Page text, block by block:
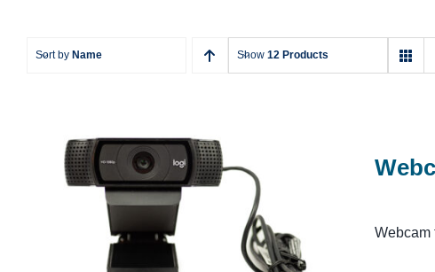
Sort by Name Show 12 Products
Webcam Logitech Webcam